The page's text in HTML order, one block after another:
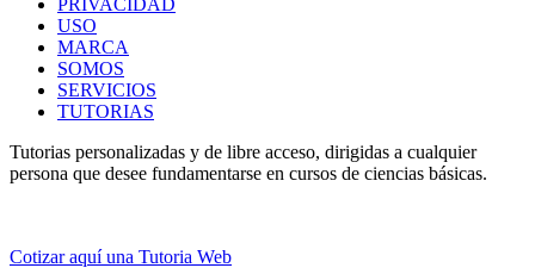
USO
MARCA
SOMOS
SERVICIOS
TUTORIAS
Tutorias personalizadas y de libre acceso, dirigidas a cualquier
persona que desee fundamentarse en cursos de ciencias básicas.
Cotizar aquí una Tutoria Web